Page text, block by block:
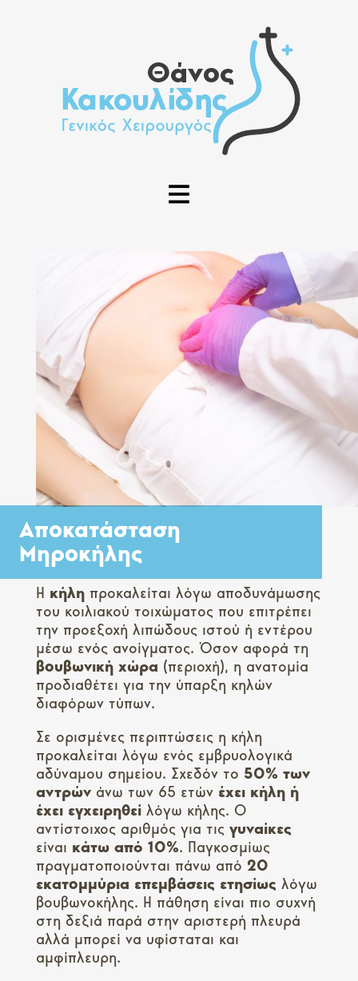
Αποκατάσταση
Μηροκήλης
Η κήληπροκαλείται λόγω αποδυνάμωσης
του κοιλιακού τοιχώματος που επιτρέπει
την προεξοχή λιπώδους ιστού ή εντέρου
μέσω ενός ανοίγματος. Όσον αφορά τη
βουβωνική χώρα (περιοχή), η ανατομία
προδιαθέτει για την ύπαρξη κηλών
διαφόρων τύπων.
Σε ορισμένες περιπτώσεις η κήλη
προκαλείται λόγω ενός εμβρυολογικά
αδύναμου σημείου. Σχεδόν το 50% των
αντρώνάνω των 65 ετών έχει κήλη ή
έχει εγχειρηθείλόγω κήλης. Ο
αντίστοιχος αριθμός για τις γυναίκες
είναι κάτω από 10%. Παγκοσμίως
πραγματοποιούνται πάνω από 20
εκατομμύρια επεμβάσεις ετησίως λόγω
βουβωνοκήλης. Η πάθηση είναι πιο συχνή
στη δεξιά παρά στην αριστερή πλευρά
αλλά μπορεί να υφίσταται και
αμφίπλευρη.